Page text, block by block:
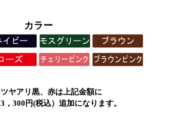
カラー
ツヤアリ黒、赤は上記金額に
3，300円(税込）追加になります。